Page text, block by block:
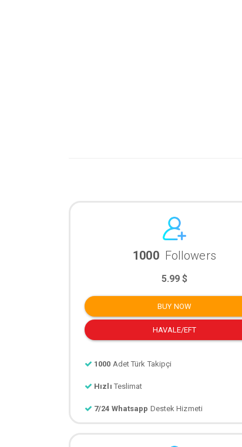
1000 Followers
5.99 $
BUY NOW
HAVALE/EFT
1000 Adet Türk Takipçi
Hızlı Teslimat
7/24 Whatsapp Destek